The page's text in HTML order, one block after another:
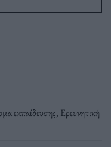
εκπαίδευσης, Ερευνητική